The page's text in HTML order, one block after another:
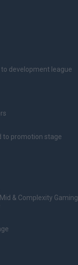
development league
to promotion stage
& Complexity Gaming